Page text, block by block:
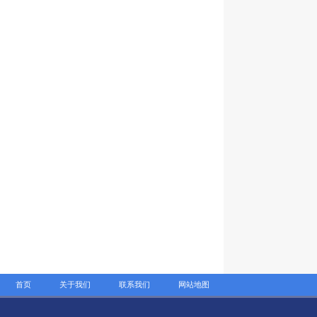
首页 关于我们 联系我们 网站地图